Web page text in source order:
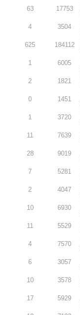
63 17753
4 3504
625 184112
1 6005
2 1821
0 1451
1 3720
11 7639
28 9019
7 5281
2 4047
10 6930
11 5529
4 7570
6 3057
10 3578
17 5929